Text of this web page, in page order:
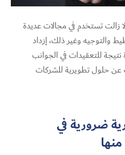
زالت تستخدم في مجالات عديدة
والتوجيه وغير ذلك، إزداد
للتعقيدات في الجوانب
عن حلول تطويرية للشركات
ضرورية في